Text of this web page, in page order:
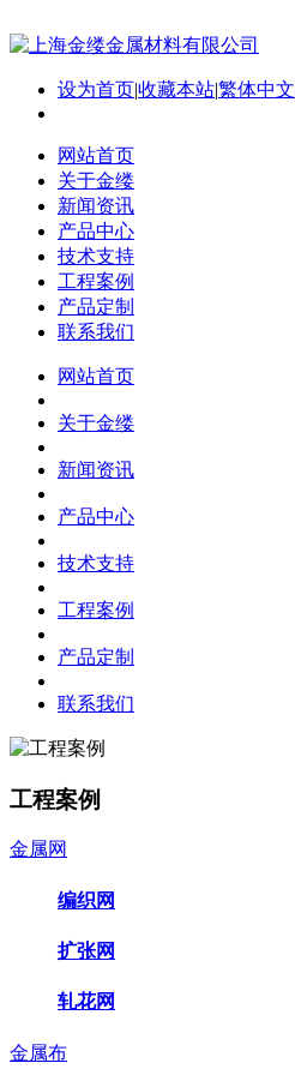
设为首页|收藏本站|繁体中文
网站首页
关于金缕
新闻资讯
产品中心
技术支持
工程案例
产品定制
联系我们
网站首页
关于金缕
新闻资讯
产品中心
技术支持
工程案例
产品定制
联系我们
工程案例
金属网
编织网
扩张网
轧花网
金属布